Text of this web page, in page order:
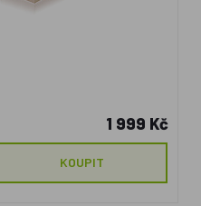
1 999 Kč
KOUPIT